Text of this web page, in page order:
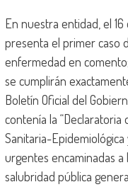
En nuestra entidad, el
presenta el primer caso
enfermedad en
se cumplirán
Boletín Oficial del
contenía la
Sanitaria-
urgentes encaminadas
salubridad pública